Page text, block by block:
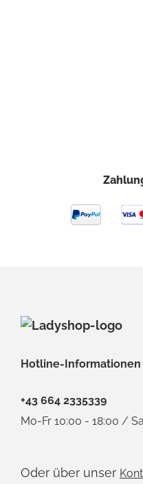
Hotline-Informationen
+43 664 2335339
Mo-Fr 10:00 - 18:00 /
Oder über unser